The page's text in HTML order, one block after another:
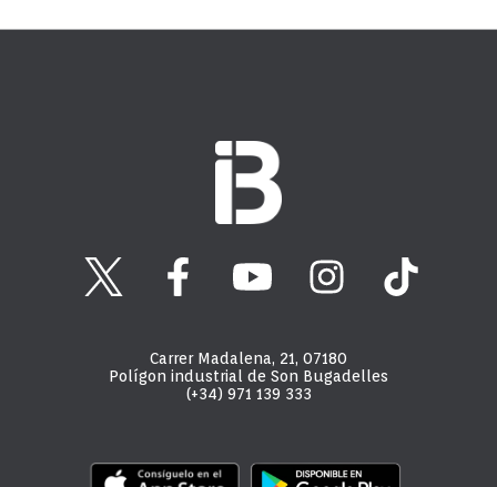
Carrer Madalena, 21, 07180
Polígon industrial de Son Bugadelles
(+34) 971 139 333